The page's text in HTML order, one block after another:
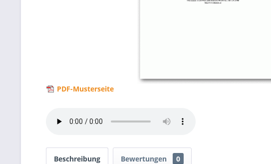
PDF-Musterseite
Beschreibung Bewertungen 0